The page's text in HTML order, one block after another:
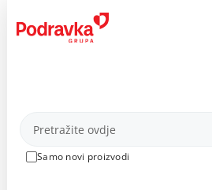
content
Proizvodi
Samo novi proizvodi